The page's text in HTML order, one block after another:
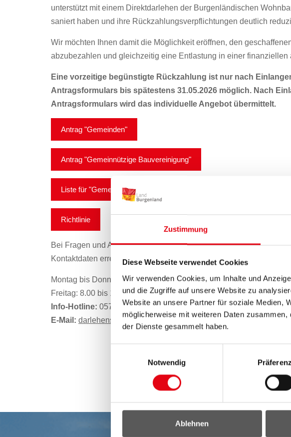
Zustimmung
Diese Webseite verwendet Cookies
Wir verwenden Cookies, um Inhalte und
und die Zugriffe auf unsere Website zu
Website an unsere Partner für soziale Medien,
möglicherweise mit weiteren Daten
der Dienste gesammelt haben.
Notwendig
Ablehnen
unterstützt mit einem Direktdarlehen der Burgenländischen
saniert haben und ihre Rückzahlungsverpflichtungen deutlich
Wir möchten Ihnen damit die Möglichkeit eröffnen, den
abzubezahlen und gleichzeitig eine Entlastung in einer finanziellen
Eine vorzeitige begünstigte Rückzahlung ist nur nach
Antragsformulars bis spätestens 31.05.2026 möglich. Nach
Antragsformulars wird das individuelle Angebot übermittelt.
Antrag "Gemeinden"
Antrag "Gemeinnützige Bauvereinigung"
Liste für "Gemeinnützige Bauvereinigung"
Richtlinie
Bei Fragen und Auskünften zur vorzeitigen begünstigten
Kontaktdaten erreichen.
Montag bis Donnerstag: 8.00 bis 12.00 Uhr und 13.00 bis 15.00 Uhr
Freitag: 8.00 bis 12.00 Uhr
Info-Hotline: 057600/2803
E-Mail: darlehensverwaltung(at)bgld.gv.at